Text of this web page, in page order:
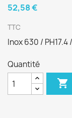
52,58 €
TTC
Inox 630 /
Quantité
